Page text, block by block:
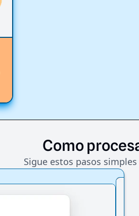
Como
Sigue estos pasos